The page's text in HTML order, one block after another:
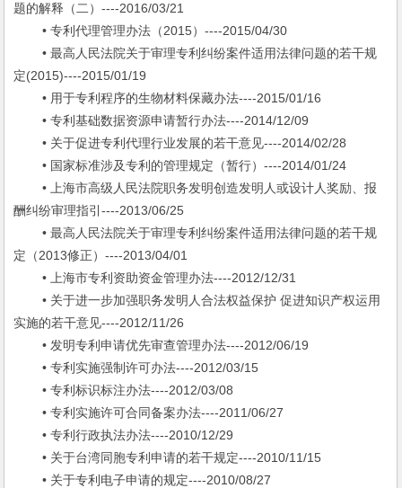
题的解释（二）----2016/03/21
• 专利代理管理办法（2015）----2015/04/30
• 最高人民法院关于审理专利纠纷案件适用法律问题的若干规
定(2015)----2015/01/19
• 用于专利程序的生物材料保藏办法----2015/01/16
• 专利基础数据资源申请暂行办法----2014/12/09
• 关于促进专利代理行业发展的若干意见----2014/02/28
• 国家标准涉及专利的管理规定（暂行）----2014/01/24
• 上海市高级人民法院职务发明创造发明人或设计人奖励、报
酬纠纷审理指引----2013/06/25
• 最高人民法院关于审理专利纠纷案件适用法律问题的若干规
定（2013修正）----2013/04/01
• 上海市专利资助资金管理办法----2012/12/31
• 关于进一步加强职务发明人合法权益保护 促进知识产权运用
实施的若干意见----2012/11/26
• 发明专利申请优先审查管理办法----2012/06/19
• 专利实施强制许可办法----2012/03/15
• 专利标识标注办法----2012/03/08
• 专利实施许可合同备案办法----2011/06/27
• 专利行政执法办法----2010/12/29
• 关于台湾同胞专利申请的若干规定----2010/11/15
• 关于专利电子申请的规定----2010/08/27